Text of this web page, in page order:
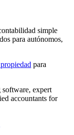
simple
para autónomos,
para
expert
accountants for